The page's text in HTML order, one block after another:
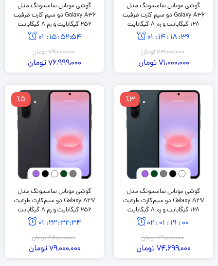
گوشی موبایل سامسونگ مدل
Galaxy A36 دو سیم کارت ظرفیت
128 گیگابایت و رم 8 گیگابایت
38
:
18
:
14
:
01
73,000,000تومان
71,000,000تومان
گوشی موبایل سامسونگ مدل
Galaxy A36 دو سیم کارت ظرفیت
256 گیگابایت و رم 8 گیگابایت
54
:
52
:
15
:
01
79,000,000تومان
76,999,000تومان
٪3
گوشی موبایل سامسونگ مدل
Galaxy A37 دو سیم‌کارت ظرفیت
128 گیگابایت و رم 8 گیگابایت
00
:
19
:
01
:
02
79,000,000تومان
74,699,000تومان
٪5
گوشی موبایل سامسونگ مدل
Galaxy A37 دو سیم‌کارت ظرفیت
256 گیگابایت و رم 8 گیگابایت
34
:
32
:
23
:
01
85,000,000تومان
79,000,000تومان